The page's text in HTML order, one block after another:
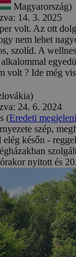
Magyarország)
14. 3. 2025
volt. Az ott
nem lehet
szolíd. A
volt ? Ide még
24. 6. 2024
(Eredeti
szép,
későn -
nyitott és